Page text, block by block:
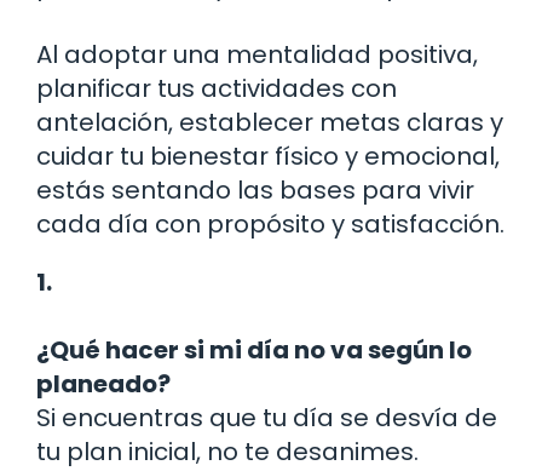
Al adoptar una mentalidad positiva,
planificar tus actividades con
antelación, establecer metas claras y
cuidar tu bienestar físico y emocional,
estás sentando las bases para vivir
cada día con propósito y satisfacción.
1.
¿Qué hacer si mi día no va según lo
planeado?
Si encuentras que tu día se desvía de
tu plan inicial, no te desanimes.